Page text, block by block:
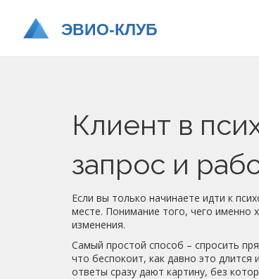
Клиент в
запрос и
Если вы только начинаете идти к
месте. Понимание того, чего именно
изменения.
Самый простой способ – спросить
что беспокоит, как давно это
ответы сразу дают картину, без